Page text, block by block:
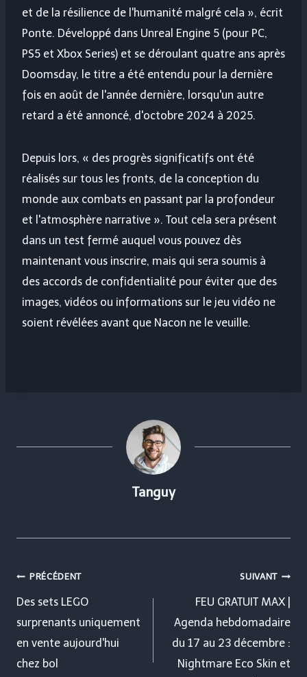
et de la résilience de l'humanité malgré cela », écrit
Ponte. Développé dans Unreal Engine 5 (pour PC,
PS5 et Xbox Series) et se déroulant quatre ans après
Doomsday, le titre a été entendu pour la dernière
fois en août de l'année dernière, lorsqu'un autre
retard a été annoncé, d'octobre 2024 à 2025.
Depuis lors, « des progrès significatifs ont été
réalisés sur tous les fronts, de la conception du
monde aux combats en passant par la profondeur
et l'atmosphère narrative ». Tout cela sera présent
dans un test fermé auquel vous pouvez dès
maintenant vous inscrire, mais qui sera soumis à
des accords de confidentialité pour éviter que des
images, vidéos ou informations sur le jeu vidéo ne
soient révélées avant que Nacon ne le veuille.
Tanguy
Navigation
de
l’article
PRÉCÉDENT
Des sets LEGO
surprenants uniquement
en vente aujourd'hui
chez bol
SUIVANT
FEU GRATUIT MAX |
Agenda hebdomadaire
du 17 au 23 décembre :
Nightmare Eco Skin et